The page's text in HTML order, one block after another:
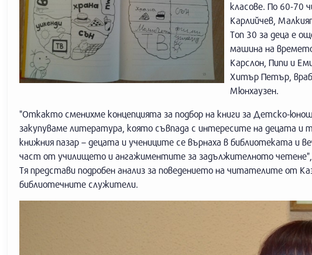
класове. По 60-70
Карлийчев,
Топ 30 за деца е
машина на
Карслон, Пипи и
Хитър Петър,
Мюнхаузен.
"Откакто сменихме концепцията за подбор на книги за Детско-
закупуваме литература, която съвпада с интересите на децата и
книжния пазар – децата и учениците се върнаха в библиотеката и
част от училището и ангажиментите за задължителното четене",
Тя представи подробен анализ за поведението на читателите от
библиотечните служители.